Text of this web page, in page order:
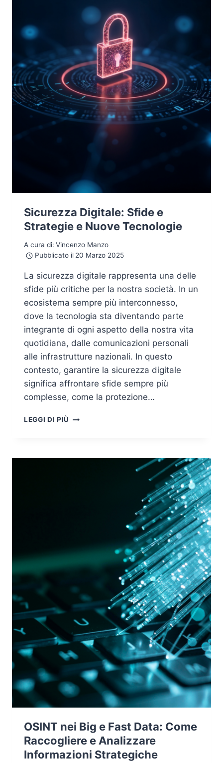
SICUREZZA
L’ANALISI
Sicurezza Digitale: Sfide e
Strategie e Nuove Tecnologie
A cura di: Vincenzo Manzo
Pubblicato il 20 Marzo 2025
La sicurezza digitale rappresenta una delle
sfide più critiche per la nostra società. In un
ecosistema sempre più interconnesso,
dove la tecnologia sta diventando parte
integrante di ogni aspetto della nostra vita
quotidiana, dalle comunicazioni personali
alle infrastrutture nazionali. In questo
contesto, garantire la sicurezza digitale
significa affrontare sfide sempre più
complesse, come la protezione…
LEGGI DI PIÙ SICUREZZA
STRATEGIE
OSINT nei Big e Fast Data: Come
Raccogliere e Analizzare
Informazioni Strategiche